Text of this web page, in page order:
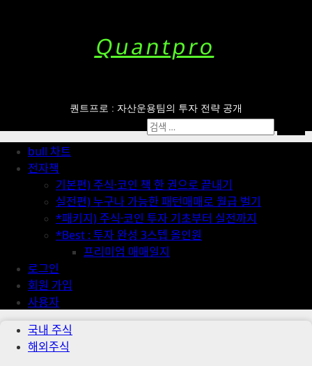
Quantpro
퀀트프로 : 자산운용팀의 투자 전략 공개
bull 차트
전자책
기본편) 주식·코인 책 한 권으로 끝내기
실전편) 누구나 가능한 패턴매매로 월급 벌기
*패키지) 주식·코인 투자 기초부터 실전까지
*Best : 투자 완성 3스텝 올인원
프리미엄 매매일지
로그인
회원 가입
사용자
검
색:
국내 주식
해외주식